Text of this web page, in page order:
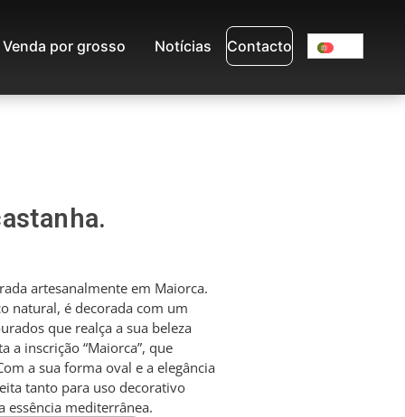
Venda por grosso Notícias Contacto
artesanalmente em Maiorca.
natural, é decorada com um
que realça a sua beleza
a inscrição “Maiorca”, que
a sua forma oval e a elegância
tanto para uso decorativo
essência mediterrânea.